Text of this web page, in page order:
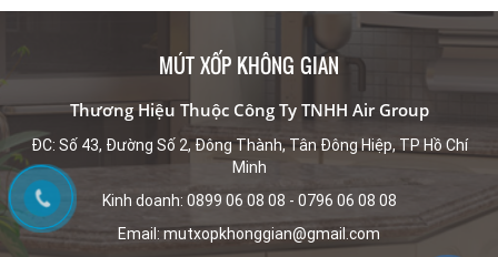
MÚT XỐP KHÔNG GIAN
Thương Hiệu Thuộc Công Ty TNHH Air Group
ĐC: Số 43, Đường Số 2, Đông Thành, Tân Đông Hiệp, TP Hồ Chí
Minh
Kinh doanh: 0899 06 08 08 - 0796 06 08 08
Email: mutxopkhonggian@gmail.com